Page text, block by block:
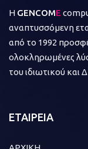
Η GENCOME
αναπτυσσόμενη
από το 1992
ολοκληρωμένες
του ιδιωτικού και
ΕΤΑΙΡΕΙΑ